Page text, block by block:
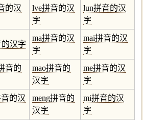
的汉
lve拼音的汉
字
lun拼音的汉
字
汉字
ma拼音的汉
字
mai拼音的汉
字
音的
mao拼音的
汉字
me拼音的汉
字
音的汉
meng拼音的
汉字
mi拼音的汉
字